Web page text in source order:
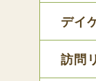
デイ
訪問